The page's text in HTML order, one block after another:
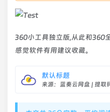
360小工具独立版,从此和360
感觉软件有用建议收藏。
默认标题
来源：蓝奏云网盘 | 提取